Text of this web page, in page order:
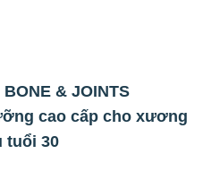
& JOINTS
cao cấp cho xương
tuổi 30